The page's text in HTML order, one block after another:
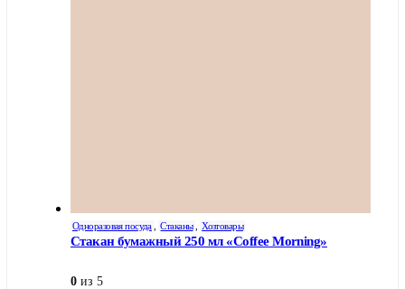
Одноразовая посуда Стаканы Хозтовары
Стакан бумажный 250 мл «Coffee Morning»
0 из 5